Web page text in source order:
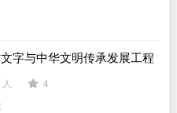
字与中华文明传承发展工程
4